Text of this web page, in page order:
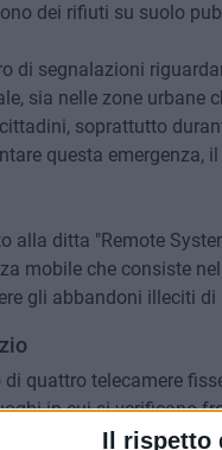
Il rispetto
dei rifiuti su suolo
di segnalazioni
sia nelle zone urbane
soprattutto
questa emergenza,
alla ditta "Remote
mobile che consiste
gli abbandoni illeciti
quattro telecamere
in cui si verificano
di sensori di